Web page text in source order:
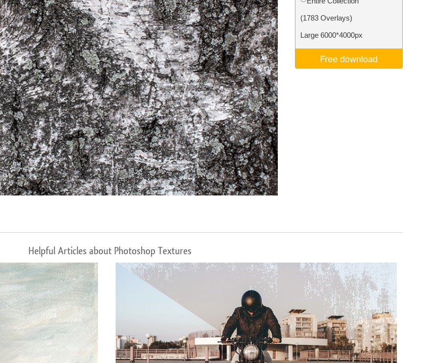
fototöötlus Ehete fotode redigeerimine AI koolitusandmed Video Editing Services
(1783 Overlays)
Large 6000*4000px
Free download
Helpful Articles about Photoshop Textures